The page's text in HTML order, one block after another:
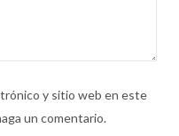
y sitio web en este
un comentario.